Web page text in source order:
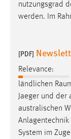
nutzungsgrad
werden. Im
[PDF]
Relevance:
ländlichen
Jaeger und der
australischen
System im